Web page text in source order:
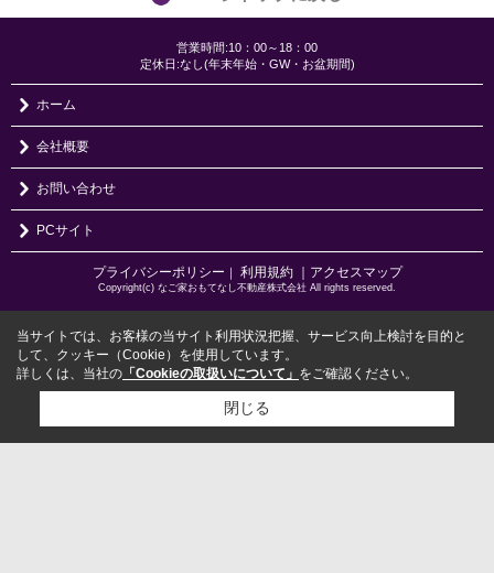
営業時間:10：00～18：00
定休日:なし(年末年始・GW・お盆期間)
ホーム
会社概要
お問い合わせ
PCサイト
プライバシーポリシー 利用規約 ｜アクセスマップ
Copyright(c) なご家おもてなし不動産株式会社 All rights reserved.
当サイトでは、お客様の当サイト利用状況把握、サービス向上検討を目的と
して、クッキー（Cookie）を使用しています。
詳しくは、当社の 「Cookieの取扱いについて」 をご確認ください。
閉じる